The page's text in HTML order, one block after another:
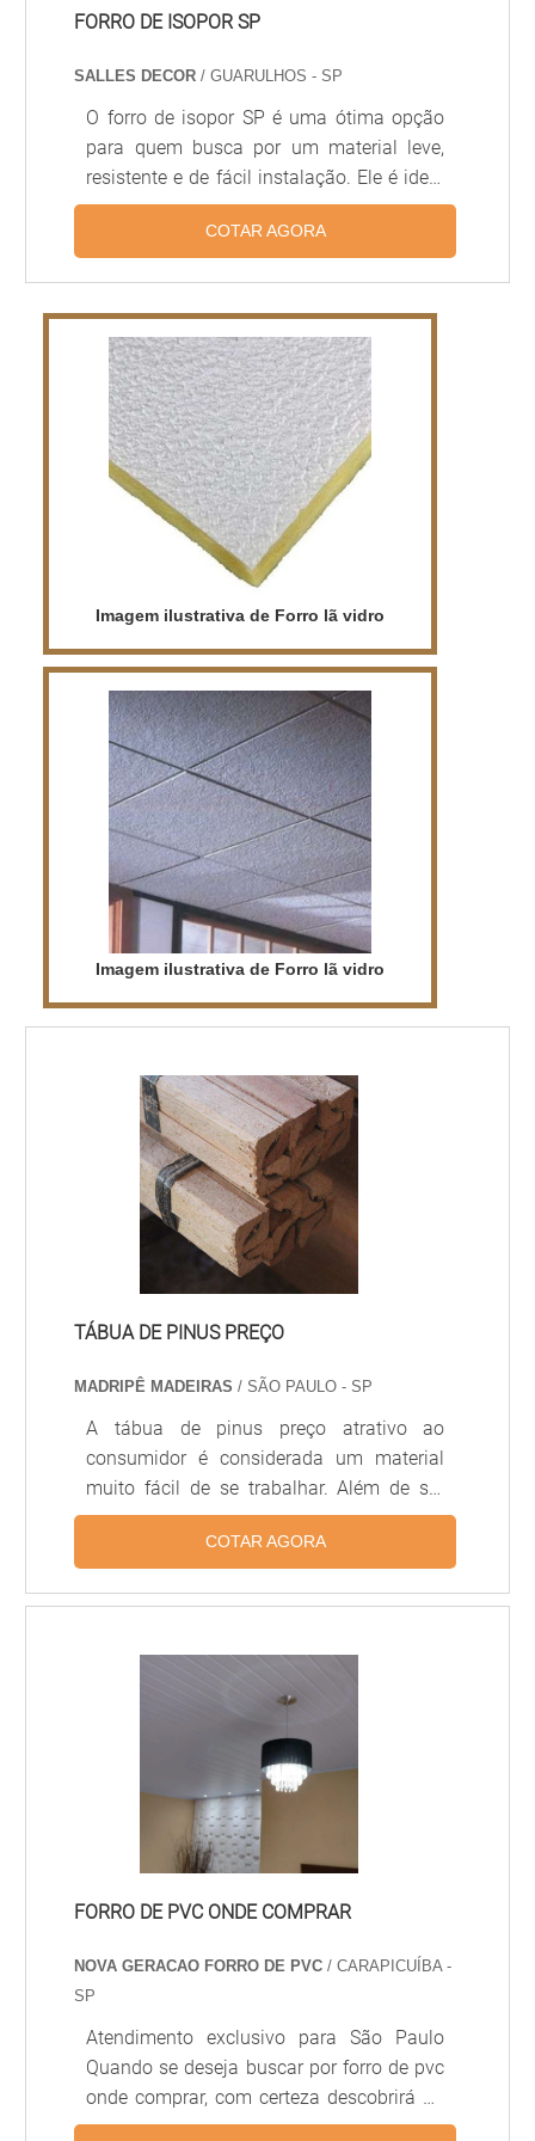
FORRO DE ISOPOR SP
SALLES DECOR/ GUARULHOS - SP
O forro de isopor SP é uma ótima opção
para quem busca por um material leve,
resistente e de fácil instalação. Ele é ideal
para uso em ambientes internos, pois
possui excelente isolamento térmico e
com materiais de alta qualidade, o que
garante durabilidade e resistência ao
longo do tempo. Além disso, é possível
encontrar diversas opções de cores e
texturas, para que você possa escolher a
que melhor se adapta ao seu projeto.
COTAR AGORA
Imagem ilustrativa de Forro lã vidro
Imagem ilustrativa de Forro lã vidro
TÁBUA DE PINUS PREÇO
MADRIPÊ MADEIRAS / SÃO PAULO - SP
A tábua de pinus preço atrativo ao
consumidor é considerada um material
muito fácil de se trabalhar. Além de ser
super leve e ter um custo bem baixo
comparado com as outras madeiras, é
aparelhada, aplainada, torneada, lixada e
tenha uma durabilidade maior.O objeto é
para concretagem, então é uma das
primeiras madeiras necessárias em uma
COTAR AGORA
FORRO DE PVC ONDE COMPRAR
NOVA GERACAO FORRO DE PVC / CARAPICUÍBA -
SP
Atendimento exclusivo para São Paulo
Quando se deseja buscar por forro de pvc
onde comprar, com certeza descobrirá no
website da Nova Geração forros PVC.